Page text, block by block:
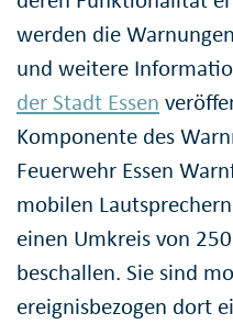
werden die
und weitere
der Stadt Essen
Komponente des
Feuerwehr Essen
mobilen
einen Umkreis von
beschallen. Sie sind
ereignisbezogen dort